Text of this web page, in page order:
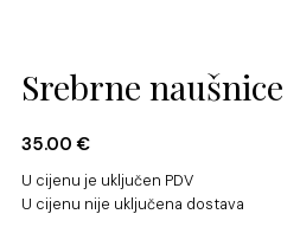
Srebrne naušnice
35.00€
U cijenu je uključen PDV
U cijenu nije uključena dostava